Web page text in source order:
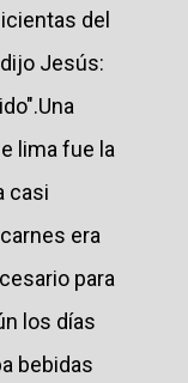
del
Jesús:
lima fue la
casi
era
para
los días
bebidas